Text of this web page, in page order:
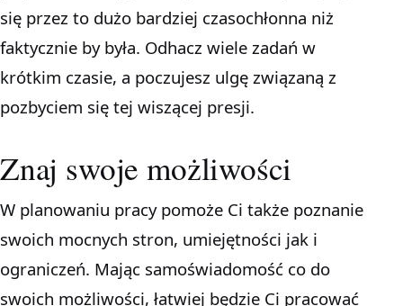
się przez to dużo bardziej czasochłonna niż
faktycznie by była. Odhacz wiele zadań w
krótkim czasie, a poczujesz ulgę związaną z
pozbyciem się tej wiszącej presji.
Znaj swoje możliwości
W planowaniu pracy pomoże Ci także poznanie
swoich mocnych stron, umiejętności jak i
ograniczeń. Mając samoświadomość co do
swoich możliwości, łatwiej będzie Ci pracować